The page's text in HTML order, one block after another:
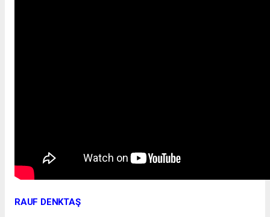
RAUF DENKTAŞ